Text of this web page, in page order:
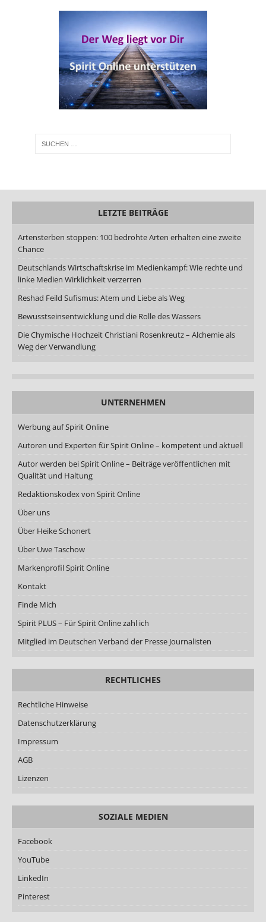
LETZTE BEITRÄGE
Artensterben stoppen: 100 bedrohte Arten erhalten eine zweite
Chance
Deutschlands Wirtschaftskrise im Medienkampf: Wie rechte und
linke Medien Wirklichkeit verzerren
Reshad Feild Sufismus: Atem und Liebe als Weg
Bewusstseinsentwicklung und die Rolle des Wassers
Die Chymische Hochzeit Christiani Rosenkreutz – Alchemie als
Weg der Verwandlung
UNTERNEHMEN
Werbung auf Spirit Online
Autoren und Experten für Spirit Online – kompetent und aktuell
Autor werden bei Spirit Online – Beiträge veröffentlichen mit
Qualität und Haltung
Redaktionskodex von Spirit Online
Über uns
Über Heike Schonert
Über Uwe Taschow
Markenprofil Spirit Online
Kontakt
Finde Mich
Spirit PLUS – Für Spirit Online zahl ich
Mitglied im Deutschen Verband der Presse Journalisten
RECHTLICHES
Rechtliche Hinweise
Datenschutzerklärung
Impressum
AGB
Lizenzen
SOZIALE MEDIEN
Facebook
YouTube
LinkedIn
Pinterest